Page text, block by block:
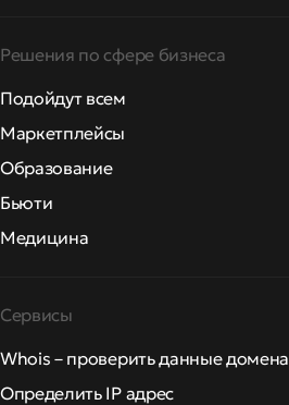
Решения по сфере бизнеса
Подойдут всем
Маркетплейсы
Образование
Бьюти
Медицина
Сервисы
Whois – проверить данные домена
Определить IP адрес